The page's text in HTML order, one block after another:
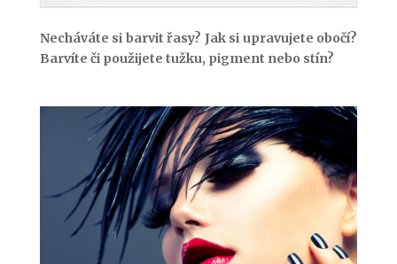
Necháváte si barvit řasy? Jak si upravujete obočí?
Barvíte či použijete tužku, pigment nebo stín?